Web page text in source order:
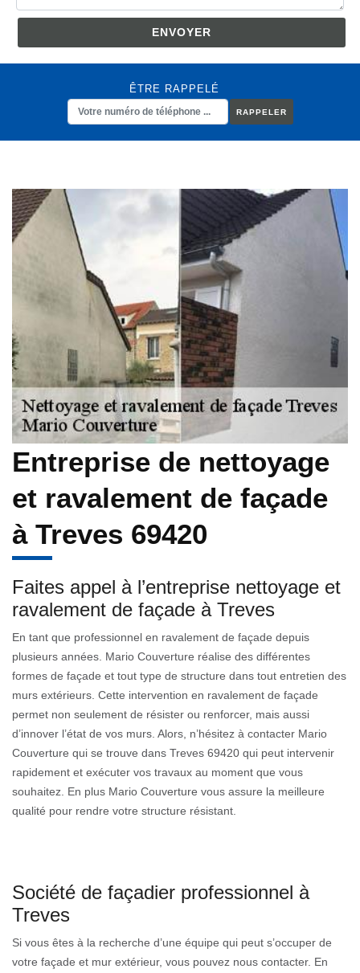
ÊTRE RAPPELÉ
Entreprise de nettoyage
et ravalement de façade
à Treves 69420
Faites appel à l’entreprise nettoyage et
ravalement de façade à Treves
En tant que professionnel en ravalement de façade depuis
plusieurs années. Mario Couverture réalise des différentes
formes de façade et tout type de structure dans tout entretien des
murs extérieurs. Cette intervention en ravalement de façade
permet non seulement de résister ou renforcer, mais aussi
d’innover l’état de vos murs. Alors, n’hésitez à contacter Mario
Couverture qui se trouve dans Treves 69420 qui peut intervenir
rapidement et exécuter vos travaux au moment que vous
souhaitez. En plus Mario Couverture vous assure la meilleure
qualité pour rendre votre structure résistant.
Société de façadier professionnel à
Treves
Si vous êtes à la recherche d’une équipe qui peut s’occuper de
votre façade et mur extérieur, vous pouvez nous contacter. En